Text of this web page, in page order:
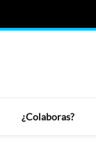
¿Colaboras?